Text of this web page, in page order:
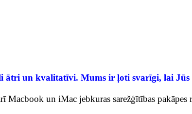
ātri un kvalitatīvi. Mums ir ļoti svarīgi, lai
un iMac jebkuras sarežģītības